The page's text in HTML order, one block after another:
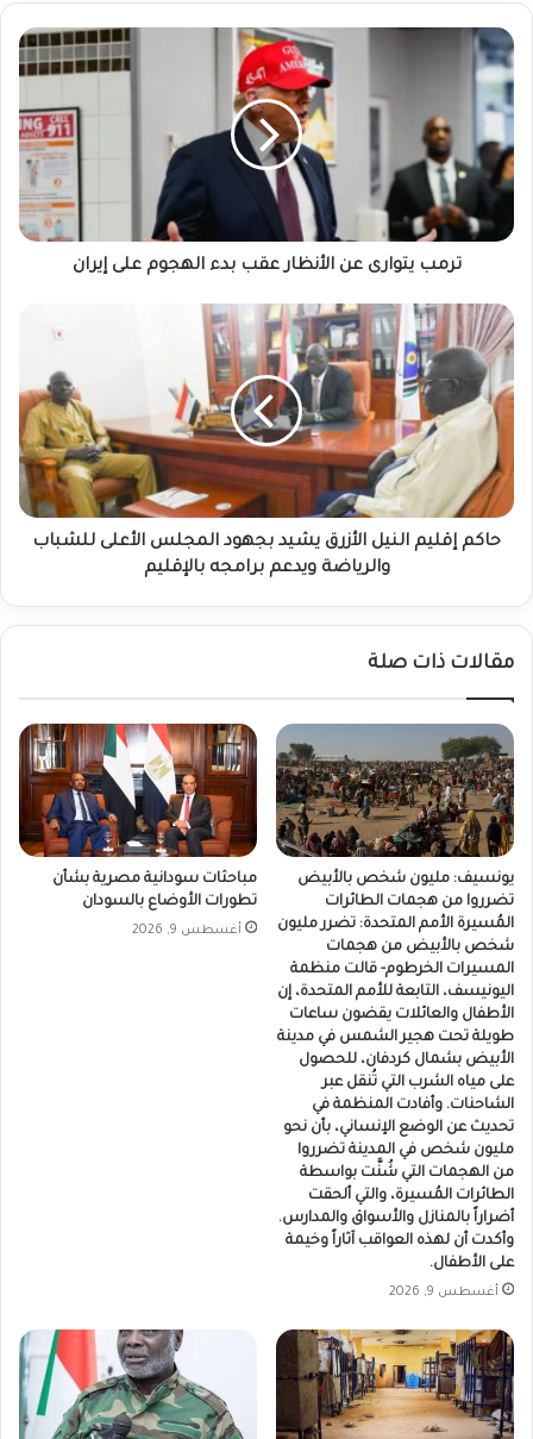
ترمب
يتوارى
عن
الأنظار
عقب
بدء
الهجوم
إيران
ترمب يتوارى عن الأنظار عقب بدء الهجوم على إيران
حاكم
إقليم
النيل
الأزرق
يشيد
المجلس
الأعلى
للشباب
والرياضة
حاكم إقليم النيل الأزرق يشيد بجهود المجلس الأعلى للشباب
والرياضة ويدعم برامجه بالإقليم
مقالات ذات صلة
يونسيف: مليون شخص بالأبيض
تضرروا من هجمات الطائرات
المُسيرة الأمم المتحدة: تضرر مليون
شخص بالأبيض من هجمات
المسيرات الخرطوم- قالت منظمة
اليونيسف، التابعة للأمم المتحدة، إن
الأطفال والعائلات يقضون ساعات
طويلة تحت هجير الشمس في مدينة
الأبيض بشمال كردفان، للحصول
على مياه الشرب التي تُنقل عبر
الشاحنات. وأفادت المنظمة في
تحديث عن الوضع الإنساني، بأن نحو
مليون شخص في المدينة تضرروا
من الهجمات التي شُنَّت بواسطة
الطائرات المُسيرة، والتي ألحقت
أضراراً بالمنازل والأسواق والمدارس.
وأكدت أن لهذه العواقب آثاراً وخيمة
على الأطفال.
أغسطس 9, 2026
مباحثات سودانية مصرية بشأن
تطورات الأوضاع بالسودان
أغسطس 9, 2026